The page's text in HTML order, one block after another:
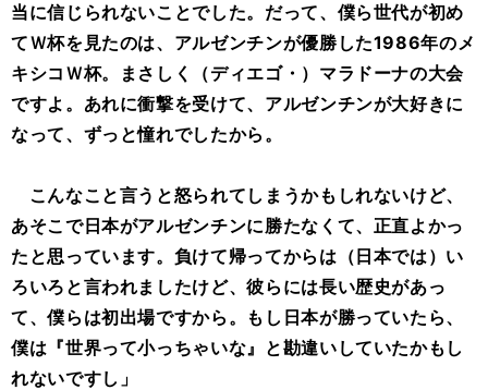
当に信じられないことでした。だって、僕ら世代が初め
てＷ杯を見たのは、アルゼンチンが優勝した1986年のメ
キシコＷ杯。まさしく（ディエゴ・）マラドーナの大会
ですよ。あれに衝撃を受けて、アルゼンチンが大好きに
なって、ずっと憧れでしたから。
こんなこと言うと怒られてしまうかもしれないけど、
あそこで日本がアルゼンチンに勝たなくて、正直よかっ
たと思っています。負けて帰ってからは（日本では）い
ろいろと言われましたけど、彼らには長い歴史があっ
て、僕らは初出場ですから。もし日本が勝っていたら、
僕は『世界って小っちゃいな』と勘違いしていたかもし
れないですし」